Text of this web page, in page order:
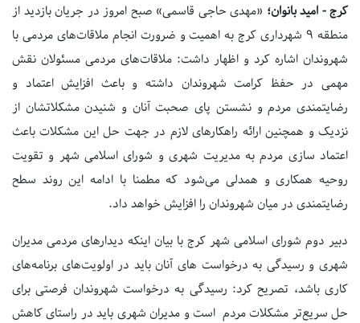
کرج - امید بانوان؛ «مهدی حاجی قاسمی» صبح امروز در جریان بازدید از
منطقه ۹ شهرداری کرج به اهمیت و ضرورت انجام ملاقات‌های مردمی با
شهروندان اشاره کرد و اظهار داشت: ملاقات‌های مردمی مسئولان نقش
مهمی در حفظ کرامت شهروندان داشته و باعث افزایش اعتماد و
رضایتمندی مردم و نشستن پای صحبت آنان و شنیدن مشکلاتشان از
نزدیک و همچنین ارائه راهکارهای لازم در جهت حل این مشکلات باعث
اعتماد سازی مردم به مدیریت شهری و شورای اسلامی شهر و تقویت
روحیه همکاری و همدلی می‌شود که مطمنا با ادامه این روند سطح
رضایتمندی در میان شهروندان را افزایش خواهد داد.
دبیر دوم شورای اسلامی شهر کرج با بیان اینکه دیدارهای مردمی مدیران
شهری و رسیدگی به درخواست های آنان باید در اولویت‌های برنامه‌های
کاری باشد، تصریح کرد: رسیدگی به درخواست شهروندان فرصتی برای
حل سریع‌تر مشکلات مردم است و مدیران شهری باید در راستای کاهش